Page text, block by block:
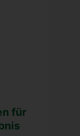
für